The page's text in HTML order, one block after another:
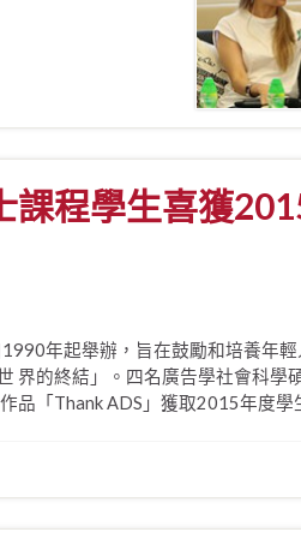
課程學生喜獲
年起舉辦，旨在鼓勵和培養年
界的終結」。四名廣告學社會科學
品「Thank ADS」獲取2015年度學